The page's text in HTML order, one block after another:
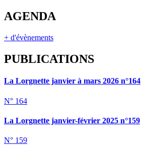
AGENDA
+ d'évènements
PUBLICATIONS
La Lorgnette janvier à mars 2026 n°164
N° 164
La Lorgnette janvier-février 2025 n°159
N° 159